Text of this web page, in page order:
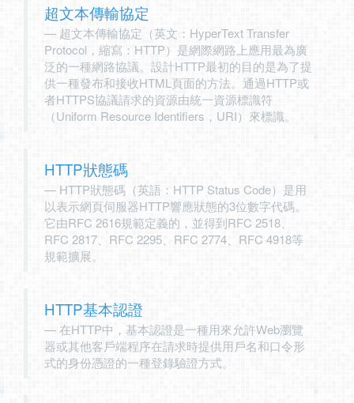
超文本傳輸協定
超文本傳輸協定（英文：HyperText Transfer
Protocol，縮寫：HTTP）是網際網路上應用最為廣
泛的一種網路協議。設計HTTP最初的目的是為了提
供一種發布和接收HTML頁面的方法。通過HTTP或
者HTTPS協議請求的資源由統一資源標識符
（Uniform Resource Identifiers，URI）來標識。
HTTP狀態碼
HTTP狀態碼（英語：HTTP Status Code）是用
以表示網頁伺服器HTTP響應狀態的3位數字代碼。
它由RFC 2616規範定義的，並得到RFC 2518、
RFC 2817、RFC 2295、RFC 2774、RFC 4918等
規範擴展。
HTTP基本認證
在HTTP中，基本認證是一種用來允許Web瀏覽
器或其他客戶端程序在請求時提供用戶名和口令形
式的身份憑證的一種登錄驗證方式。